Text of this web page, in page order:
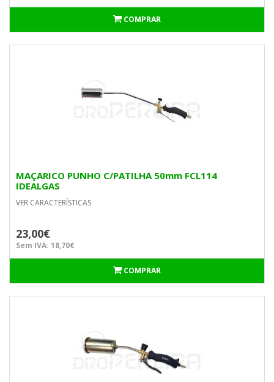
COMPRAR
MAÇARICO PUNHO C/PATILHA 50mm FCL114
IDEALGAS
VER CARACTERÍSTICAS
23,00€
Sem IVA: 18,70€
COMPRAR